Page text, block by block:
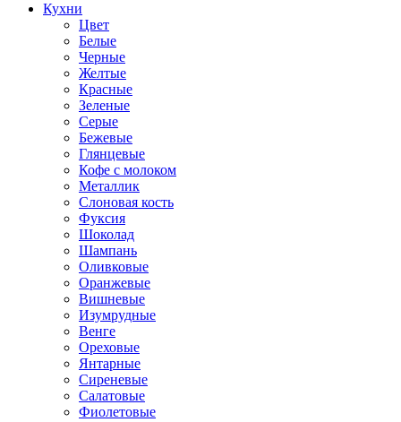
Кухни
Цвет
Белые
Черные
Желтые
Красные
Зеленые
Серые
Бежевые
Глянцевые
Кофе с молоком
Металлик
Слоновая кость
Фуксия
Шоколад
Шампань
Оливковые
Оранжевые
Вишневые
Изумрудные
Венге
Ореховые
Янтарные
Сиреневые
Салатовые
Фиолетовые